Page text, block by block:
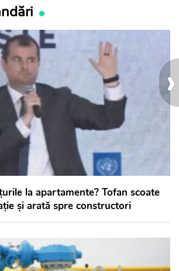
›
la apartamente? Tofan scoate
și arată spre constructori